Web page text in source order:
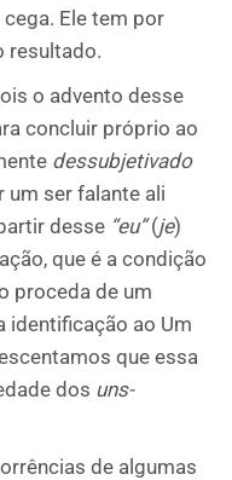
Ele tem por
resultado.
o advento desse
concluir próprio ao
dessubjetivado
um ser falante ali
desse “eu”(je)
que é a condição
proceda de um
identificação ao Um
que essa
dos uns-
de algumas